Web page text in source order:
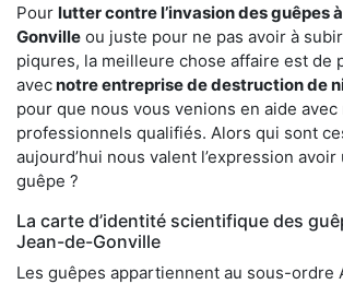
Pour lutter contre l’invasion des guêpes
Gonville ou juste pour ne pas avoir à
piqures, la meilleure chose affaire est de
avecnotre entreprise de destruction de
pour que nous vous venions en aide avec
professionnels qualifiés. Alors qui sont
aujourd’hui nous valent l’expression
guêpe ?
La carte d’identité scientifique des
Jean-de-Gonville
Les guêpes appartiennent au sous-ordre